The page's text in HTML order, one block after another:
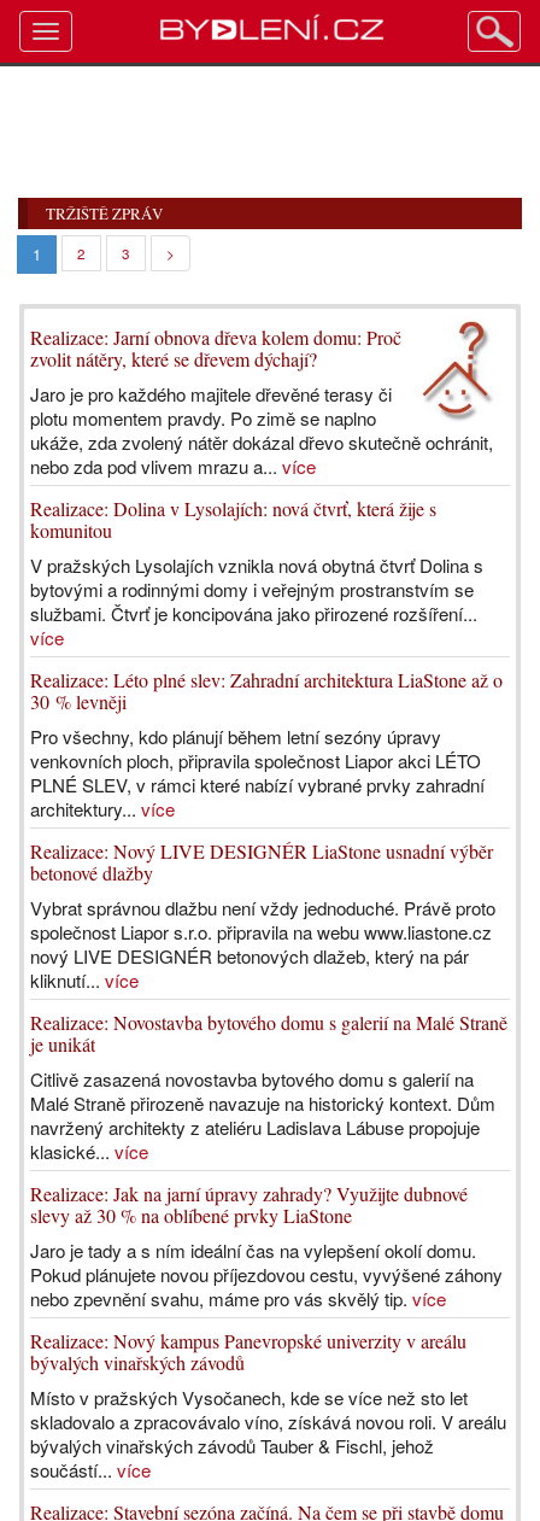
TRŽIŠTĚ ZPRÁV
1 2 3 >
Realizace: Jarní obnova dřeva kolem domu: Proč
zvolit nátěry, které se dřevem dýchají?
Jaro je pro každého majitele dřevěné terasy či
plotu momentem pravdy. Po zimě se naplno
ukáže, zda zvolený nátěr dokázal dřevo skutečně ochránit,
nebo zda pod vlivem mrazu a... více
Realizace: Dolina v Lysolajích: nová čtvrť, která žije s
komunitou
V pražských Lysolajích vznikla nová obytná čtvrť Dolina s
bytovými a rodinnými domy i veřejným prostranstvím se
službami. Čtvrť je koncipována jako přirozené rozšíření...
více
Realizace: Léto plné slev: Zahradní architektura LiaStone až o
30 % levněji
Pro všechny, kdo plánují během letní sezóny úpravy
venkovních ploch, připravila společnost Liapor akci LÉTO
PLNÉ SLEV, v rámci které nabízí vybrané prvky zahradní
architektury... více
Realizace: Nový LIVE DESIGNÉR LiaStone usnadní výběr
betonové dlažby
Vybrat správnou dlažbu není vždy jednoduché. Právě proto
společnost Liapor s.r.o. připravila na webu www.liastone.cz
nový LIVE DESIGNÉR betonových dlažeb, který na pár
kliknutí... více
Realizace: Novostavba bytového domu s galerií na Malé Straně
je unikát
Citlivě zasazená novostavba bytového domu s galerií na
Malé Straně přirozeně navazuje na historický kontext. Dům
navržený architekty z ateliéru Ladislava Lábuse propojuje
klasické... více
Realizace: Jak na jarní úpravy zahrady? Využijte dubnové
slevy až 30 % na oblíbené prvky LiaStone
Jaro je tady a s ním ideální čas na vylepšení okolí domu.
Pokud plánujete novou příjezdovou cestu, vyvýšené záhony
nebo zpevnění svahu, máme pro vás skvělý tip. více
Realizace: Nový kampus Panevropské univerzity v areálu
bývalých vinařských závodů
Místo v pražských Vysočanech, kde se více než sto let
skladovalo a zpracovávalo víno, získává novou roli. V areálu
bývalých vinařských závodů Tauber & Fischl, jehož
součástí... více
Realizace: Stavební sezóna začíná. Na čem se při stavbě domu
Toggle
navigation